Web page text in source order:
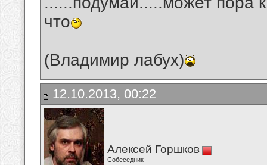
что
(Владимир лабух)
12.10.2013, 00:22
Алексей Горшков
Собеседник